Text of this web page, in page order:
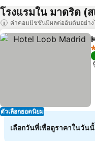
โรงแรมใน มาดริด (
ค่าคอมมิชชั่นมีผลต่ออันดับอย่าง
ตัวเลือกยอดนิยม
เลือกวันที่เพื่อดูราคาในวัน